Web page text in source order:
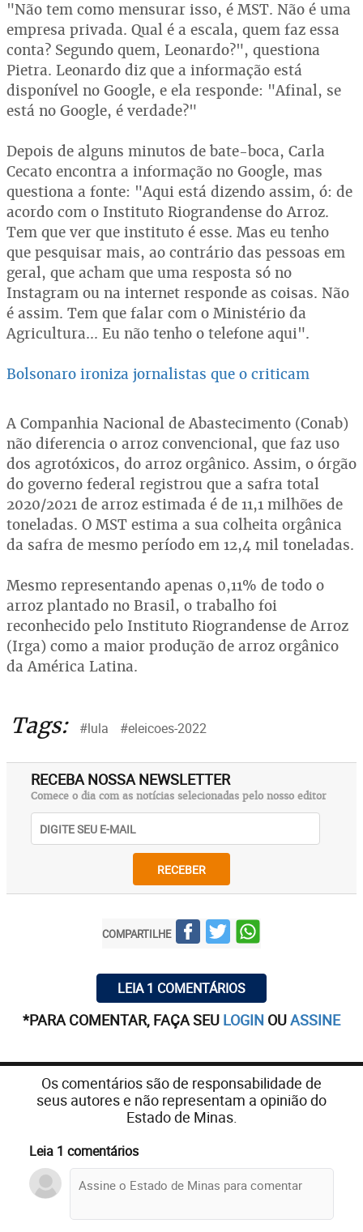
"Não tem como mensurar isso, é MST. Não é uma
empresa privada. Qual é a escala, quem faz essa
conta? Segundo quem, Leonardo?", questiona
Pietra. Leonardo diz que a informação está
disponível no Google, e ela responde: "Afinal, se
está no Google, é verdade?"
Depois de alguns minutos de bate-boca, Carla
Cecato encontra a informação no Google, mas
questiona a fonte: "Aqui está dizendo assim, ó: de
acordo com o Instituto Riograndense do Arroz.
Tem que ver que instituto é esse. Mas eu tenho
que pesquisar mais, ao contrário das pessoas em
geral, que acham que uma resposta só no
Instagram ou na internet responde as coisas. Não
é assim. Tem que falar com o Ministério da
Agricultura... Eu não tenho o telefone aqui".
Bolsonaro ironiza jornalistas que o criticam
A Companhia Nacional de Abastecimento (Conab)
não diferencia o arroz convencional, que faz uso
dos agrotóxicos, do arroz orgânico. Assim, o órgão
do governo federal registrou que a safra total
2020/2021 de arroz estimada é de 11,1 milhões de
toneladas. O MST estima a sua colheita orgânica
da safra de mesmo período em 12,4 mil toneladas.
Mesmo representando apenas 0,11% de todo o
arroz plantado no Brasil, o trabalho foi
reconhecido pelo Instituto Riograndense de Arroz
(Irga) como a maior produção de arroz orgânico
da América Latina.
Tags: #lula #eleicoes-2022
RECEBA NOSSA NEWSLETTER
Comece o dia com as notícias selecionadas pelo nosso editor
RECEBER
COMPARTILHE
LEIA 1 COMENTÁRIOS
*PARA COMENTAR, FAÇA SEU LOGIN OUASSINE
Os comentários são de responsabilidade de
seus autores e não representam a opinião do
Estado de Minas.
Leia 1 comentários